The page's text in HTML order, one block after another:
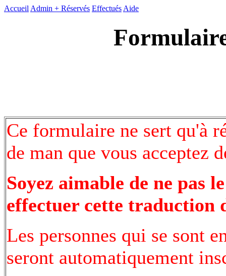
Accueil Admin + Réservés Effectués Aide
Ce formulaire ne sert qu'à
de man que vous acceptez
Soyez aimable de ne pas
effectuer cette traduction
Les personnes qui se sont
seront automatiquement